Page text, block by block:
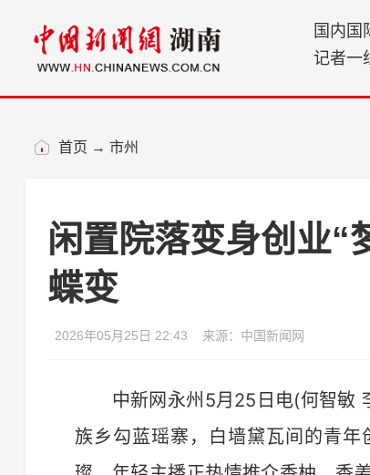
国内国
记者一
首页 → 市州
闲置院落变身创业“
蝶变
2026年05月25日 22:43 来源：中国新闻网
中新网永州5月25日电(何智敏
族乡勾蓝瑶寨，白墙黛瓦间的青